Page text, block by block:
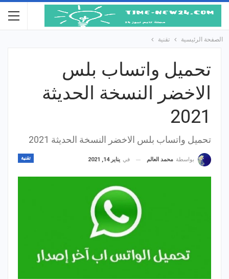
الصفحة الرئيسية تقنية
تحميل واتساب بلس
الاخضر النسخة الحديثة
2021
تحميل واتساب بلس الاخضر النسخة الحديثة 2021
تقنية بواسطة محمد العالم في يناير 14, 2021